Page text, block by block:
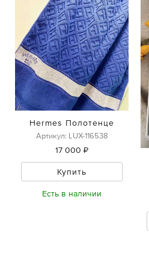
Hermes Полотенце
Артикул: LUX-116538
17 000 ₽
Купить
Есть в наличии